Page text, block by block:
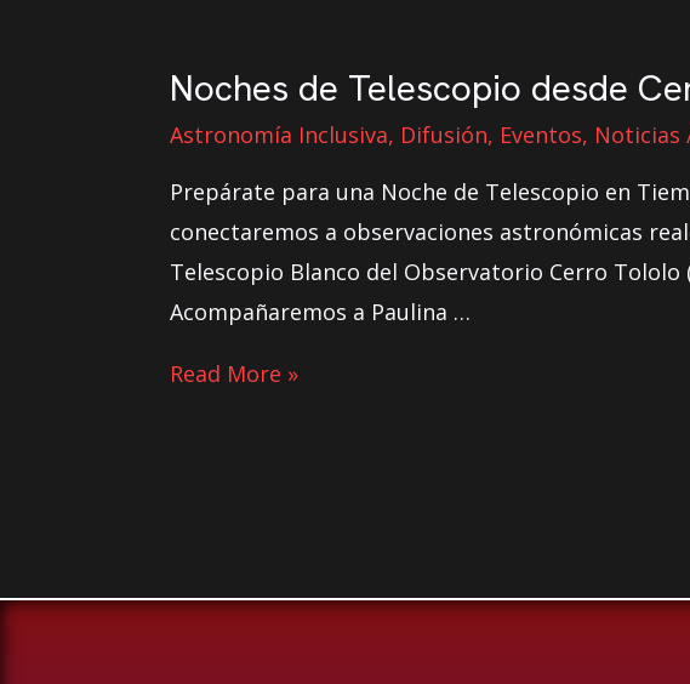
Noches de Telescopio desde
Astronomía Inclusiva, Difusión, Eventos, Noticias
Prepárate para una Noche de Telescopio en
conectaremos a observaciones astronómicas
Telescopio Blanco del Observatorio Cerro
Acompañaremos a Paulina …
Read More »